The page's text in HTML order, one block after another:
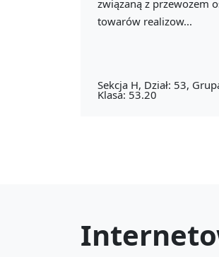
związaną z przewozem
towarów realizow...
Sekcja H, Dział: 53,
Klasa: 53.20